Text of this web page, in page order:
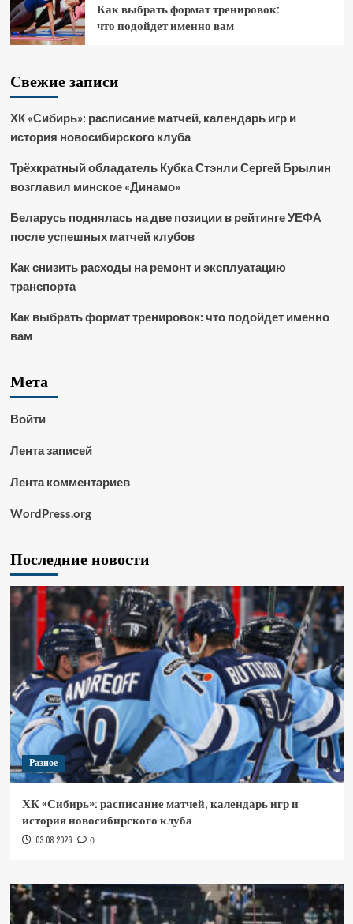
Как выбрать формат тренировок:
что подойдет именно вам
Свежие записи
ХК «Сибирь»: расписание матчей, календарь игр и
история новосибирского клуба
Трёхкратный обладатель Кубка Стэнли Сергей Брылин
возглавил минское «Динамо»
Беларусь поднялась на две позиции в рейтинге УЕФА
после успешных матчей клубов
Как снизить расходы на ремонт и эксплуатацию
транспорта
Как выбрать формат тренировок: что подойдет именно
вам
Мета
Войти
Лента записей
Лента комментариев
WordPress.org
Последние новости
Разное
ХК «Сибирь»: расписание матчей, календарь игр и
история новосибирского клуба
03.08.2026 0